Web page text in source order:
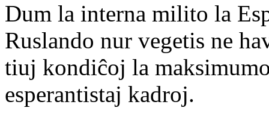
Dum la interna milito la
Ruslando nur vegetis ne
tiuj kondiĉoj la
esperantistaj kadroj.